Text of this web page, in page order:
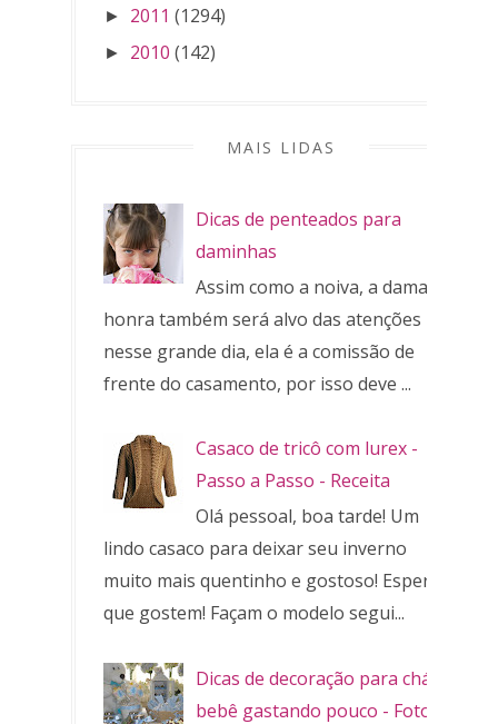
► 2011 (1294)
► 2010 (142)
MAIS LIDAS
Dicas de penteados para
daminhas
Assim como a noiva, a dama de
honra também será alvo das atenções
nesse grande dia, ela é a comissão de
frente do casamento, por isso deve ...
Casaco de tricô com lurex -
Passo a Passo - Receita
Olá pessoal, boa tarde! Um
lindo casaco para deixar seu inverno
muito mais quentinho e gostoso! Espero
que gostem! Façam o modelo segui...
Dicas de decoração para chá de
bebê gastando pouco - Fotos e